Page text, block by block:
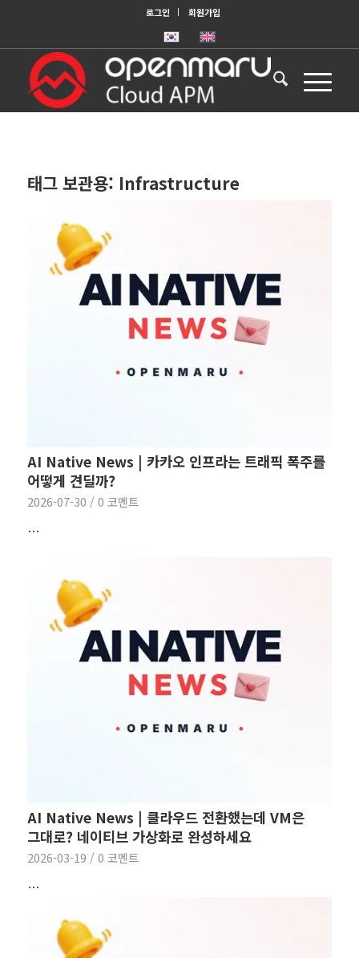
로그인 회원가입
태그 보관용: Infrastructure
AI Native News | 카카오 인프라는 트래픽 폭주를
어떻게 견딜까?
2026-07-30 / 0 코멘트
…
AI Native News | 클라우드 전환했는데 VM은
그대로? 네이티브 가상화로 완성하세요
2026-03-19 / 0 코멘트
…